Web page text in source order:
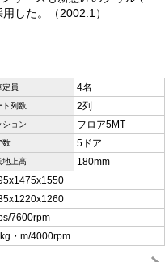
した。（2002.1）
定員 4名
ト列数 2列
ション フロア5MT
数 5ドア
地上高 180mm
7600rpm
・m/4000rpm